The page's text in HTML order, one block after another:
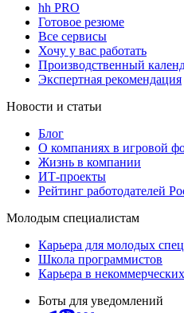
hh PRO
Готовое резюме
Все сервисы
Хочу у вас работать
Производственный
Экспертная рекомендация
Новости и статьи
Блог
О компаниях в игровой
Жизнь в компании
ИТ-проекты
Рейтинг работодателей
Молодым специалистам
Карьера для молодых
Школа программистов
Карьера в
Боты для уведомлений